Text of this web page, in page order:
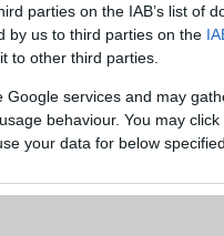
parties on the IAB’s list of
by us to third parties on the
to other third parties.
services and may
behaviour. You may
your data for below
Van
Van
5HTML